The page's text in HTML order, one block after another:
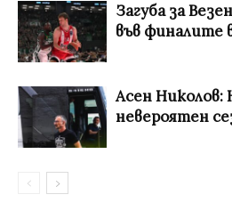
Загуба за
във финалите
Асен Николов:
невероятен